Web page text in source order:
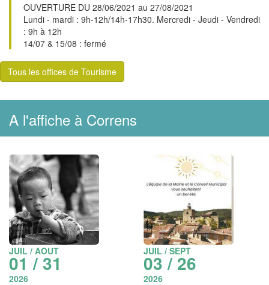
OUVERTURE DU 28/06/2021 au 27/08/2021
Lundi - mardi : 9h-12h/14h-17h30. Mercredi - Jeudi - Vendredi
: 9h à 12h
14/07 & 15/08 : fermé
Tous les offices de Tourisme
A l'affiche à Correns
JUIL / AOUT
01 / 31
2026
JUIL / SEPT
03 / 26
2026